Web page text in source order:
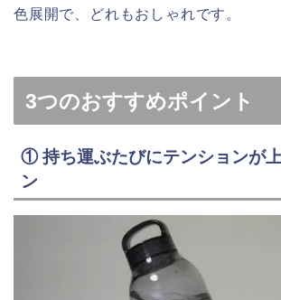
色展開で、どれもおしゃれです。
3つのおすすめポイント
① 持ち運ぶたびにテンションが
ン